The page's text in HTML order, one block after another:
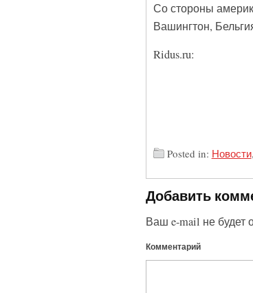
Со стороны
Вашингтон,
Ridus.ru:
Posted in: Новости,
Добавить
Ваш e-mail не будет
Комментарий